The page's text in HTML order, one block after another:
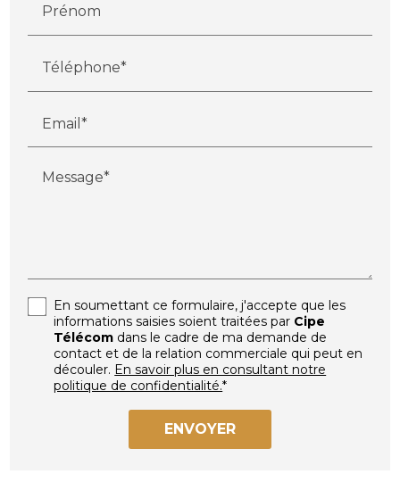
Prénom
Téléphone*
Email*
Message*
En soumettant ce formulaire, j'accepte que les
informations saisies soient traitées par Cipe
Télécom dans le cadre de ma demande de
contact et de la relation commerciale qui peut en
découler. En savoir plus en consultant notre
politique de confidentialité.*